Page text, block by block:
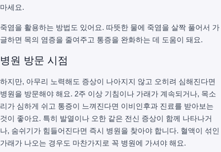
마세요.
죽염을 활용하는 방법도 있어요. 따뜻한 물에 죽염을 살짝 풀어서 가
글하면 목의 염증을 줄여주고 통증을 완화하는 데 도움이 돼요.
병원 방문 시점
하지만, 아무리 노력해도 증상이 나아지지 않고 오히려 심해진다면
병원을 방문해야 해요. 2주 이상 기침이나 가래가 계속되거나, 목소
리가 심하게 쉬고 통증이 느껴진다면 이비인후과 진료를 받아보는
것이 좋아요. 특히 발열이나 오한 같은 전신 증상이 함께 나타나거
나, 숨쉬기가 힘들어진다면 즉시 병원을 찾아야 합니다. 혈액이 섞인
가래가 나오는 경우도 마찬가지로 꼭 병원에 가셔야 해요.